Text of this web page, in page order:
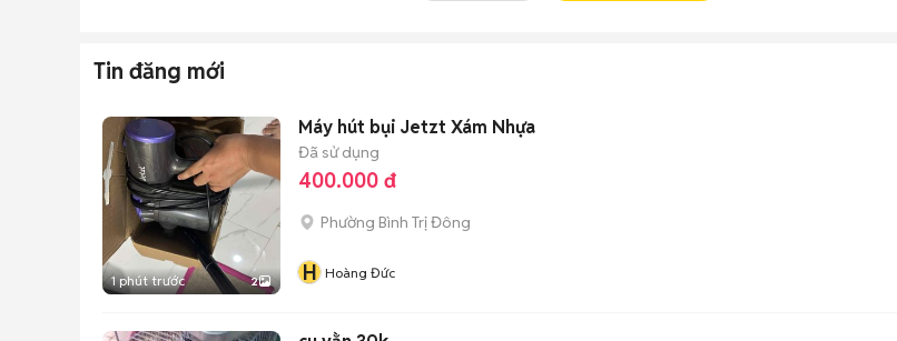
Tin đăng mới
1 phút trước 2
Máy hút bụi Jetzt Xám Nhựa
Đã sử dụng
400.000 đ
Phường Bình Trị Đông
H Hoàng Đức